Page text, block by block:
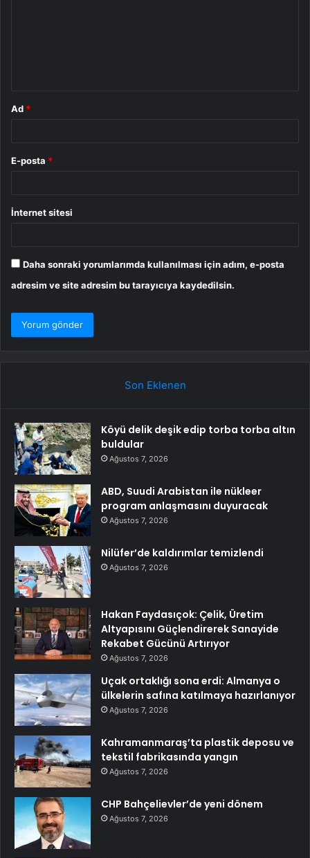
Ad *
E-posta *
İnternet sitesi
Daha sonraki yorumlarımda kullanılması için adım, e-posta
adresim ve site adresim bu tarayıcıya kaydedilsin.
Son Eklenen
Köyü delik deşik edip torba torba altın
buldular
Ağustos 7, 2026
ABD, Suudi Arabistan ile nükleer
program anlaşmasını duyuracak
Ağustos 7, 2026
Nilüfer’de kaldırımlar temizlendi
Ağustos 7, 2026
Hakan Faydasıçok: Çelik, Üretim
Altyapısını Güçlendirerek Sanayide
Rekabet Gücünü Artırıyor
Ağustos 7, 2026
Uçak ortaklığı sona erdi: Almanya o
ülkelerin safına katılmaya hazırlanıyor
Ağustos 7, 2026
Kahramanmaraş’ta plastik deposu ve
tekstil fabrikasında yangın
Ağustos 7, 2026
CHP Bahçelievler’de yeni dönem
Ağustos 7, 2026